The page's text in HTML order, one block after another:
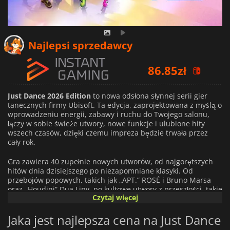
Najlepsi sprzedawcy
88.08zł
105.30zł
Just Dance 2026 Edition to nowa odsłona słynnej serii gier
tanecznych firmy Ubisoft. Ta edycja, zaprojektowana z myślą o
wprowadzeniu energii, zabawy i ruchu do Twojego salonu,
łączy w sobie świeże utwory, nowe funkcje i ulubione hity
wszech czasów, dzięki czemu impreza będzie trwała przez
cały rok.
Gra zawiera 40 zupełnie nowych utworów, od najgorętszych
hitów dnia dzisiejszego po niezapomniane klasyki. Od
przebojów popowych, takich jak „APT.” ROSÉ i Bruno Marsa
oraz „Houdini” Dua Lipy, po kultowe utwory z przeszłości, takie
jak „Hung Up” Madonny i „All Star” Smash Mouth – każdy
chcesz ćwiczyć solo, czy porwać do tańca całą rodzinę, ścieżka
dźwiękowa gwarantuje nieprzerwaną rozrywkę.
Czytaj więcej
Jaka jest najlepsza cena na Just Dance